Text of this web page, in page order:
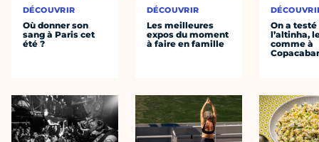
DÉCOUVRIR
Où donner son
sang à Paris cet
été ?
DÉCOUVRIR
Les meilleures
expos du moment
à faire en famille
On a testé
l’altinha,
comme à